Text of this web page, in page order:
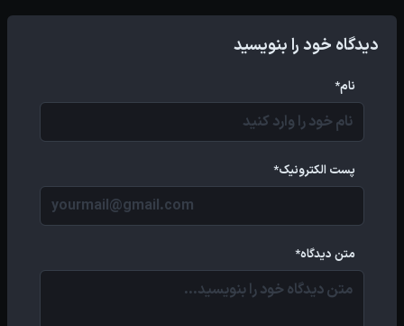
دیدگاه خود را بنویسید
نام*
پست الکترونیک*
متن دیدگاه*